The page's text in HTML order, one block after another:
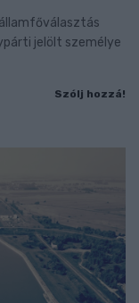
jelölt személye
Szólj hozzá!